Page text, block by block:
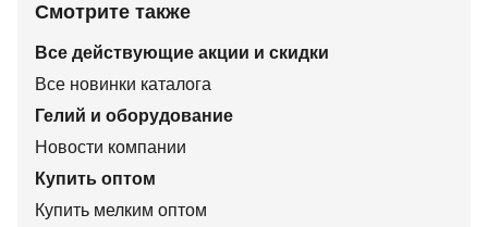
Смотрите также
Все действующие акции и скидки
Все новинки каталога
Гелий и оборудование
Новости компании
Купить оптом
Купить мелким оптом